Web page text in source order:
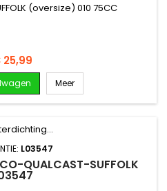
(oversize) 010 75CC
25,99
Meer
L03547
QUALCAST-SUFFOLK